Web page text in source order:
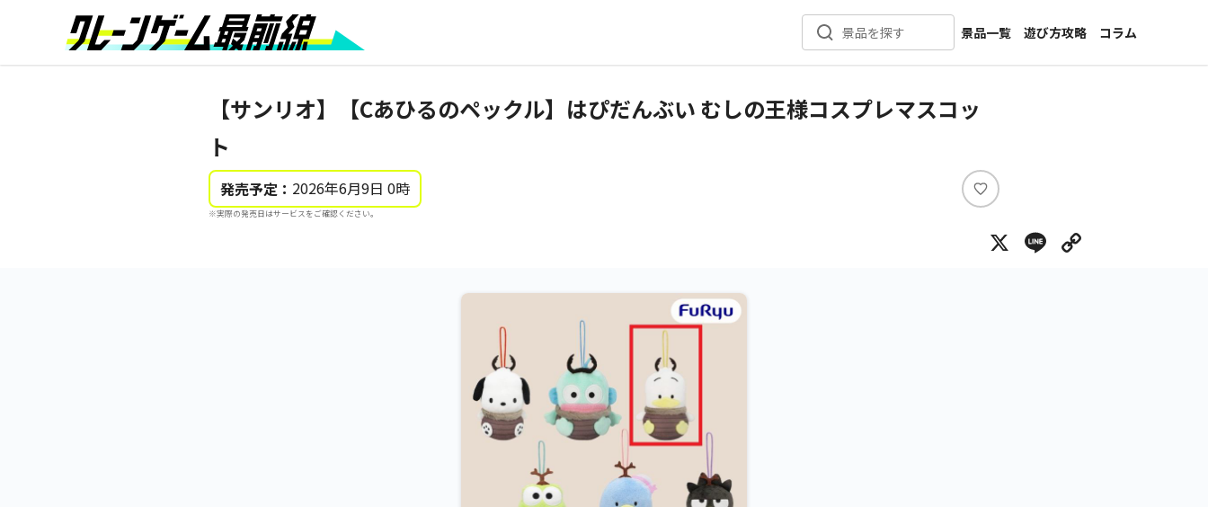
景品を探す
景品一覧
新着景品
遊び方攻略
コラム
インタビュー
【サンリオ】【Cあひるのペックル】はぴだんぶい むしの王様コスプレマスコッ
ト
発売予定： 2026年6月9日 0時
※実際の発売日はサービスをご確認ください。
い
ね
X Line